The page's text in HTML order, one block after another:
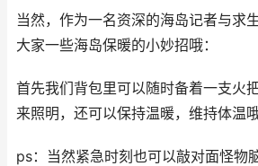
当然，作为一名资深的海岛记者与求
大家一些海岛保暖的小妙招哦：
首先我们背包里可以随时备着一支火
来照明，还可以保持温暖，维持体温哦
ps：当然紧急时刻也可以敲对面怪物